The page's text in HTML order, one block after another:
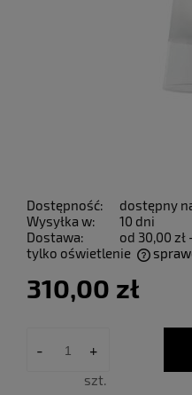
Dostępność:
dostępny
Wysyłka w:
10 dni
Dostawa:
od 30,00 zł
tylko oświetlenie
310,00 zł
- +
szt.